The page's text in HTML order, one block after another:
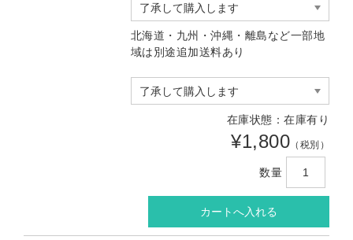
北海道・九州・沖縄・離島など一部地
域は別途追加送料あり
在庫状態：在庫有り
¥1,800 （税別）
数量